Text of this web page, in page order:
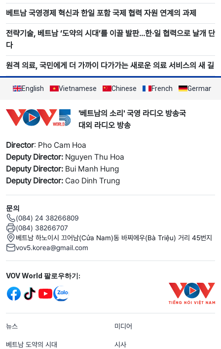
베트남 국영경제 혁신과 한일 포함 국제 협력 자원 연계의 과제
전략기술, 베트남 ‘도약의 시대’를 이끌 발판…한·일 협력으로 날개 단
다
원격 의료, 국민에게 더 가까이 다가가는 새로운 의료 서비스의 새 길
English Vietnamese Chinese French German
'베트남의 소리' 국영 라디오 방송국
대외 라디오 방송
Director: Pho Cam Hoa
Deputy Director: Nguyen Thu Hoa
Deputy Director: Bui Manh Hung
Deputy Director: Cao Dinh Trung
문의
(084) 24 38266809
(084) 38266707
베트남 하노이시 끄어남(Cửa Nam)동 바찌에우(Bà Triệu) 거리 45번지
vov5.korea@gmail.com
Mạng xã hội
VOV World 팔로우하기:
menu footer tiếng Hàn
뉴스 미디어
베트남 도약의 시대 시사